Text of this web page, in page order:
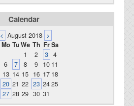
Calendar
< August 2018 >
Mo TuWe Th FrSa
1
2 3 4
6 7 8 9 10 11
13 14 15 16 17 18
20 21 22 23 2425
27 28 29 30 31